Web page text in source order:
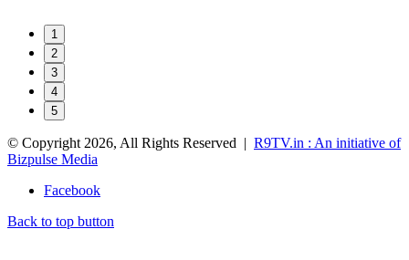
1
2
3
4
5
© Copyright 2026, All Rights Reserved | R9TV.in : An initiative of
Bizpulse Media
Facebook
Back to top button